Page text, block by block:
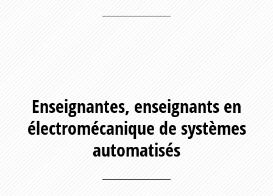
Enseignantes, enseignants en
électromécanique de systèmes
automatisés